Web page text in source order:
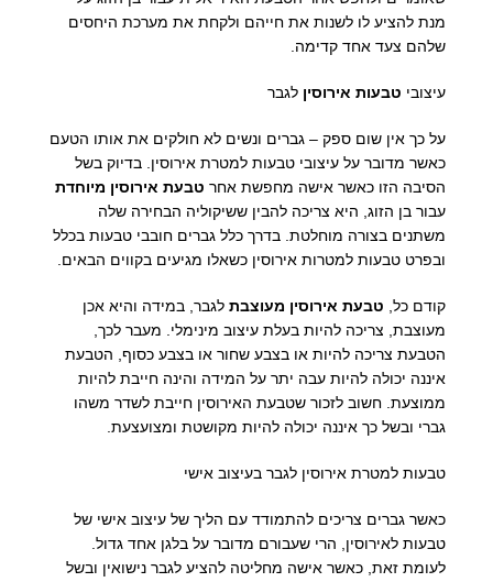
מנת להציע לו לשנות את חייהם ולקחת את מערכת היחסים
שלהם צעד אחד קדימה.
עיצובי טבעות אירוסין לגבר
על כך אין שום ספק – גברים ונשים לא חולקים את אותו הטעם
כאשר מדובר על עיצובי טבעות למטרת אירוסין. בדיוק בשל
הסיבה הזו כאשר אישה מחפשת אחר טבעת אירוסין מיוחדת
עבור בן הזוג, היא צריכה להבין ששיקוליה הבחירה שלה
משתנים בצורה מוחלטת. בדרך כלל גברים חובבי טבעות בכלל
ובפרט טבעות למטרות אירוסין כשאלו מגיעים בקווים הבאים.
קודם כל, טבעת אירוסין מעוצבת לגבר, במידה והיא אכן
מעוצבת, צריכה להיות בעלת עיצוב מינימלי. מעבר לכך,
הטבעת צריכה להיות או בצבע שחור או בצבע כסוף, הטבעת
איננה יכולה להיות עבה יתר על המידה והינה חייבת להיות
ממוצעת. חשוב לזכור שטבעת האירוסין חייבת לשדר משהו
גברי ובשל כך איננה יכולה להיות מקושטת ומצועצעת.
טבעות למטרת אירוסין לגבר בעיצוב אישי
כאשר גברים צריכים להתמודד עם הליך של עיצוב אישי של
טבעות לאירוסין, הרי שעבורם מדובר על בלגן אחד גדול.
לעומת זאת, כאשר אישה מחליטה להציע לגבר נישואין ובשל